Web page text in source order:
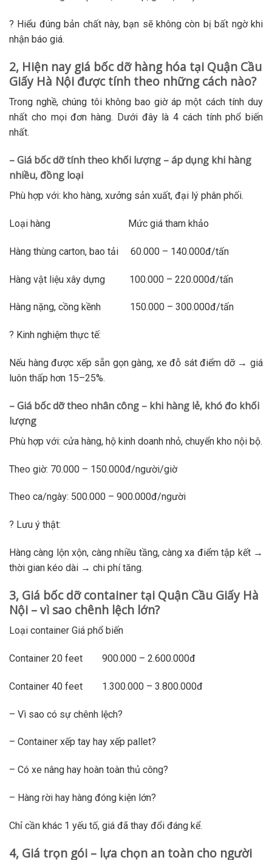
? Hiểu đúng bản chất này, bạn sẽ không còn bị bất ngờ khi
nhận báo giá.
2, Hiện nay giá bốc dỡ hàng hóa tại Quận Cầu
Giấy Hà Nội được tính theo những cách nào?
Trong nghề, chúng tôi không bao giờ áp một cách tính duy
nhất cho mọi đơn hàng. Dưới đây là 4 cách tính phổ biến
nhất.
– Giá bốc dỡ tính theo khối lượng – áp dụng khi hàng
nhiều, đồng loại
Phù hợp với: kho hàng, xưởng sản xuất, đại lý phân phối.
Loại hàng Mức giá tham khảo
Hàng thùng carton, bao tải 60.000 – 140.000đ/tấn
Hàng vật liệu xây dựng 100.000 – 220.000đ/tấn
Hàng nặng, cồng kềnh 150.000 – 300.000đ/tấn
? Kinh nghiệm thực tế:
Nếu hàng được xếp sẵn gọn gàng, xe đỗ sát điểm dỡ → giá
luôn thấp hơn 15–25%.
– Giá bốc dỡ theo nhân công – khi hàng lẻ, khó đo khối
lượng
Phù hợp với: cửa hàng, hộ kinh doanh nhỏ, chuyển kho nội bộ.
Theo giờ: 70.000 – 150.000đ/người/giờ
Theo ca/ngày: 500.000 – 900.000đ/người
? Lưu ý thật:
Hàng càng lộn xộn, càng nhiều tầng, càng xa điểm tập kết →
thời gian kéo dài → chi phí tăng.
3, Giá bốc dỡ container tại Quận Cầu Giấy Hà
Nội – vì sao chênh lệch lớn?
Loại container Giá phổ biến
Container 20 feet 900.000 – 2.600.000đ
Container 40 feet 1.300.000 – 3.800.000đ
– Vì sao có sự chênh lệch?
– Container xếp tay hay xếp pallet?
– Có xe nâng hay hoàn toàn thủ công?
– Hàng rời hay hàng đóng kiện lớn?
Chỉ cần khác 1 yếu tố, giá đã thay đổi đáng kể.
4, Giá trọn gói – lựa chọn an toàn cho người